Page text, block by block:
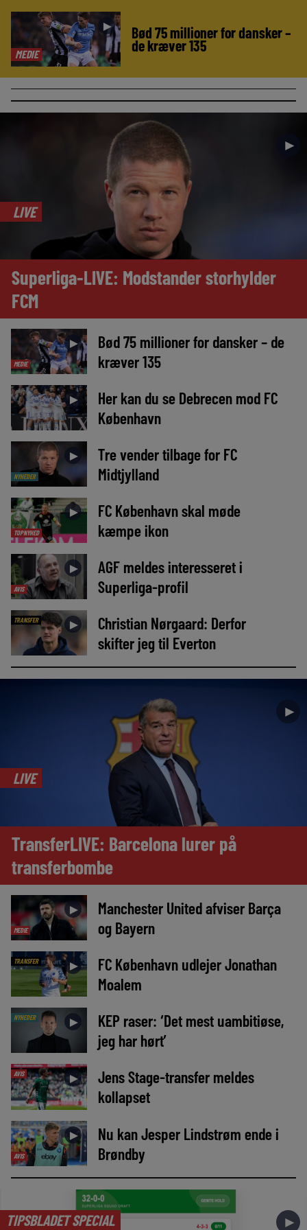
MEDIE
► Bød 75 millioner for dansker –
de kræver 135
►
LIVE
Superliga-LIVE: Modstander storhylder
FCM
MEDIE
►
Bød 75 millioner for dansker – de
kræver 135
►
Her kan du se Debrecen mod FC
København
NYHEDER
►
Tre vender tilbage for FC
Midtjylland
TOPNYHED
►
FC København skal møde
kæmpe ikon
AVIS
►
AGF meldes interesseret i
Superliga-profil
TRANSFER ►
Christian Nørgaard: Derfor
skifter jeg til Everton
►
LIVE
TransferLIVE: Barcelona lurer på
transferbombe
MEDIE
►
Manchester United afviser Barça
og Bayern
TRANSFER ►
FC København udlejer Jonathan
Moalem
NYHEDER ►
KEP raser: ‘Det mest uambitiøse,
jeg har hørt’
AVIS ►
Jens Stage-transfer meldes
kollapset
AVIS
►
Nu kan Jesper Lindstrøm ende i
Brøndby
TIPSBLADET SPECIAL ►